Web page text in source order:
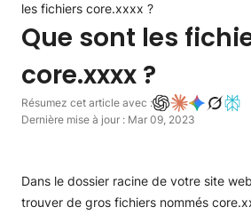
les fichiers core.xxxx ?
Que sont les
core.xxxx ?
Résumez cet article avec :
Dernière mise à jour : Mar 09, 2023
Dans le dossier racine de votre site
trouver de gros fichiers nommés